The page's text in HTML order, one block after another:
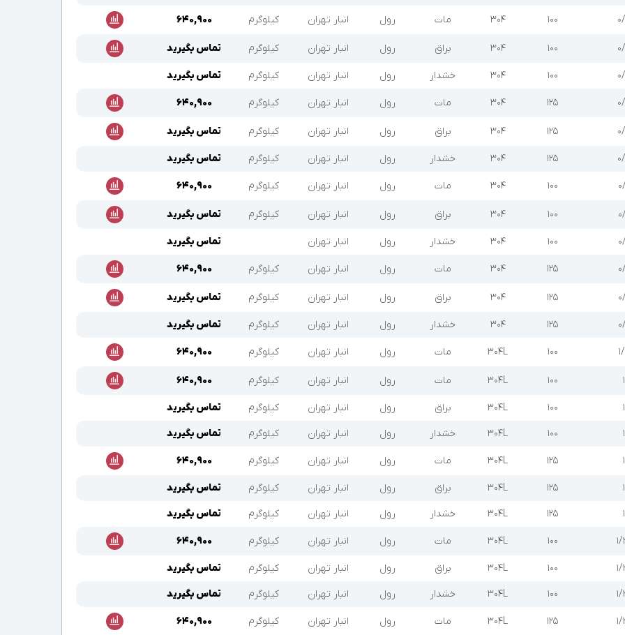
۱۰۰ 304 مات رول انبار تهران کیلوگرم ۶۴۰,۹۰۰
۱۰۰ 304 براق رول انبار تهران کیلوگرم تماس بگیرید
۱۰۰ 304 خشدار رول انبار تهران کیلوگرم تماس بگیرید
۱۲۵ 304 مات رول انبار تهران کیلوگرم ۶۴۰,۹۰۰
۱۲۵ 304 براق رول انبار تهران کیلوگرم تماس بگیرید
۱۲۵ 304 خشدار رول انبار تهران کیلوگرم تماس بگیرید
۹ ۱۰۰ 304 مات رول انبار تهران کیلوگرم ۶۴۰,۹۰۰
۹ ۱۰۰ 304 براق رول انبار تهران کیلوگرم تماس بگیرید
۹ ۱۰۰ 304 خشدار رول انبار تهران تماس بگیرید
۹ ۱۲۵ 304 مات رول انبار تهران کیلوگرم ۶۴۰,۹۰۰
۹ ۱۲۵ 304 براق رول انبار تهران کیلوگرم تماس بگیرید
۹ ۱۲۵ 304 خشدار رول انبار تهران کیلوگرم تماس بگیرید
۱۰۰ 304L مات رول انبار تهران کیلوگرم ۶۴۰,۹۰۰
۱ ۱۰۰ 304L مات رول انبار تهران کیلوگرم ۶۴۰,۹۰۰
۱ ۱۰۰ 304L براق رول انبار تهران کیلوگرم
تماس بگیرید
۱
۱۰۰ 304L خشدار رول انبار تهران کیلوگرم تماس بگیرید
۱ ۱۲۵ 304L مات رول انبار تهران کیلوگرم ۶۴۰,۹۰۰
۱ ۱۲۵ 304L براق رول انبار تهران کیلوگرم
تماس بگیرید
۱
۱۲۵ 304L خشدار رول انبار تهران کیلوگرم تماس بگیرید
۱۰۰ 304L مات رول انبار تهران کیلوگرم ۶۴۰,۹۰۰
۱۰۰ 304L براق رول انبار تهران کیلوگرم
تماس بگیرید
۱۰۰ 304L خشدار رول انبار تهران کیلوگرم تماس بگیرید
۱۲۵ 304L مات رول انبار تهران کیلوگرم ۶۴۰,۹۰۰